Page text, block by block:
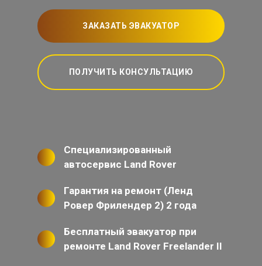
ЗАКАЗАТЬ ЭВАКУАТОР
ПОЛУЧИТЬ КОНСУЛЬТАЦИЮ
Специализированный
автосервис Land Rover
Гарантия на ремонт (Ленд
Ровер Фрилендер 2) 2 года
Бесплатный эвакуатор при
ремонте Land Rover Freelander II